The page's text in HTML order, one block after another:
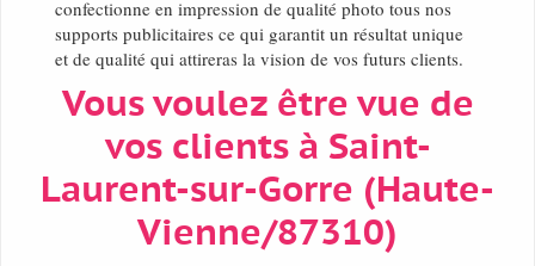
confectionne en impression de qualité photo tous nos
supports publicitaires ce qui garantit un résultat unique
et de qualité qui attireras la vision de vos futurs clients.
Vous voulez être vue de
vos clients à Saint-
Laurent-sur-Gorre (Haute-
Vienne/87310)